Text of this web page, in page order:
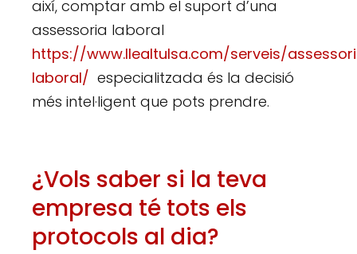
així, comptar amb el suport d’una
assessoria laboral
https://www.llealtulsa.com/serveis/
laboral/ especialitzada és la decisió
més intel·ligent que pots prendre.
¿Vols saber si la teva
empresa té tots els
protocols al dia?